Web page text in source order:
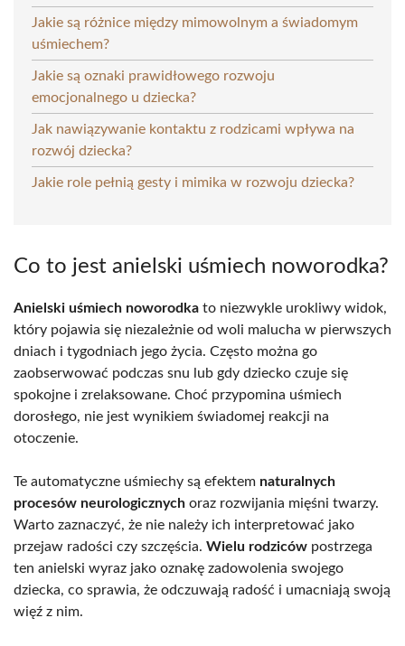
Jakie są różnice między mimowolnym a świadomym
uśmiechem?
Jakie są oznaki prawidłowego rozwoju
emocjonalnego u dziecka?
Jak nawiązywanie kontaktu z rodzicami wpływa na
rozwój dziecka?
Jakie role pełnią gesty i mimika w rozwoju dziecka?
Co to jest anielski uśmiech noworodka?
Anielski uśmiech noworodka to niezwykle urokliwy widok,
który pojawia się niezależnie od woli malucha w pierwszych
dniach i tygodniach jego życia. Często można go
zaobserwować podczas snu lub gdy dziecko czuje się
spokojne i zrelaksowane. Choć przypomina uśmiech
dorosłego, nie jest wynikiem świadomej reakcji na
otoczenie.
Te automatyczne uśmiechy są efektem naturalnych
procesów neurologicznych oraz rozwijania mięśni twarzy.
Warto zaznaczyć, że nie należy ich interpretować jako
przejaw radości czy szczęścia. Wielu rodziców postrzega
ten anielski wyraz jako oznakę zadowolenia swojego
dziecka, co sprawia, że odczuwają radość i umacniają swoją
więź z nim.